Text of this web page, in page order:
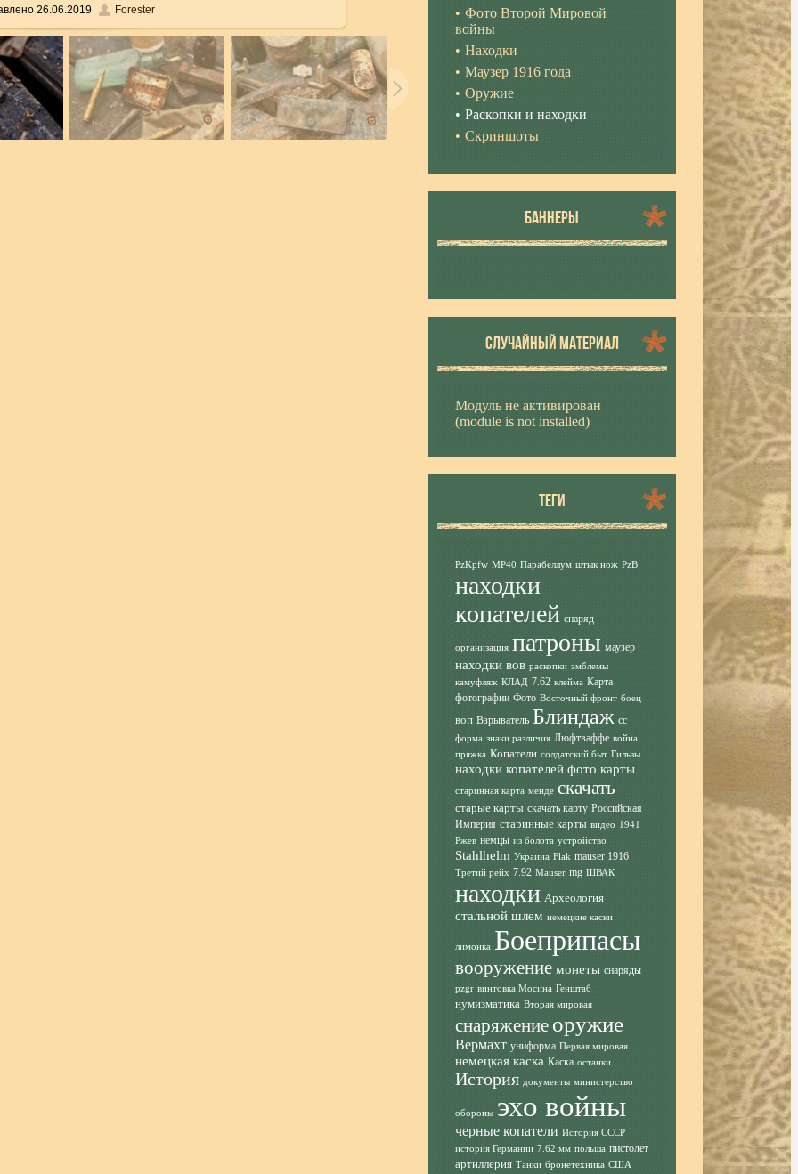
26.06.2019 Forester
Фото Второй Мировой
войны
Находки
Маузер 1916 года
Оружие
Раскопки и находки
Скриншоты
БАННЕРЫ
СЛУЧАЙНЫЙ МАТЕРИАЛ
Модуль не активирован
(module is not installed)
ТЕГИ
PzKpfw MP40 Парабеллум штык нож PzB
находки
копателей снаряд
организация патроны маузер
находки вов раскопки эмблемы
камуфляж КЛАД 7.62 клейма Карта
фотографии Фото Восточный фронт боец
воп Взрыватель Блиндаж сс
форма знаки различия Люфтваффе война
пряжка Копатели солдатский быт Гильзы
находки копателей фото карты
старинная карта менде скачать
старые карты скачать карту Российская
Империя старинные карты видео 1941
Ржев немцы из болота устройство
Stahlhelm Украина Flak mauser 1916
Третий рейх 7.92 Mauser mg ШВАК
находки Археология
стальной шлем немецкие каски
лимонка Боеприпасы
вооружение монеты снаряды
pzgr винтовка Мосина Генштаб
нумизматика Вторая мировая
снаряжение оружие
Вермахт униформа Первая мировая
немецкая каска Каска останки
История документы министерство
обороны эхо войны
черные копатели История СССР
история Германии 7.62 мм польша пистолет
артиллерия Танки бронетехника США